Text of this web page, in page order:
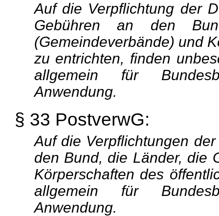
Auf die Verpflichtung der
Gebühren an den
(Gemeindeverbände) und
zu entrichten, finden
allgemein für
Anwendung.
§ 33 PostverwG:
Auf die Verpflichtungen
den Bund, die Länder, die
Körperschaften des
allgemein für
Anwendung.